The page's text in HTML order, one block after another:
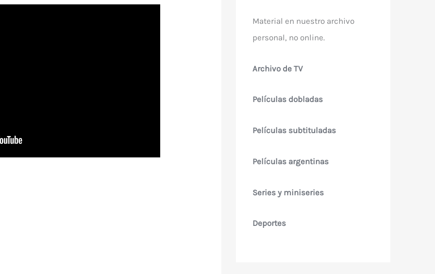
Material en nuestro archivo
personal, no online.
Archivo de TV
Películas dobladas
Películas subtituladas
Películas argentinas
Series y miniseries
Deportes